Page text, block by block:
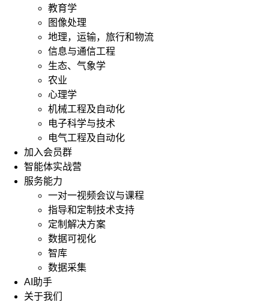
教育学
图像处理
地理，运输，旅行和物流
信息与通信工程
生态、气象学
农业
心理学
机械工程及自动化
电子科学与技术
电气工程及自动化
加入会员群
智能体实战营
服务能力
一对一视频会议与课程
指导和定制技术支持
定制解决方案
数据可视化
智库
数据采集
AI助手
关于我们